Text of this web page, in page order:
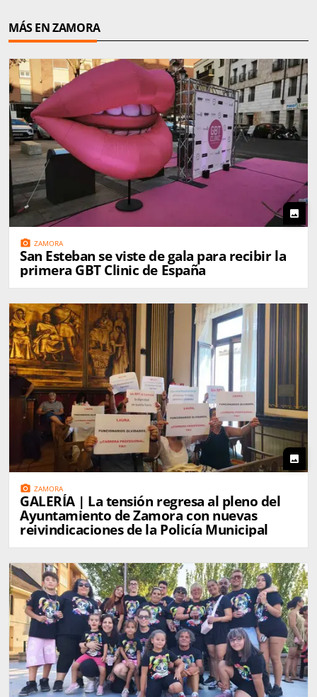
MÁS EN ZAMORA
photo
photo_camera ZAMORA
San Esteban se viste de gala para recibir la
primera GBT Clinic de España
photo
photo_camera ZAMORA
GALERÍA | La tensión regresa al pleno del
Ayuntamiento de Zamora con nuevas
reivindicaciones de la Policía Municipal